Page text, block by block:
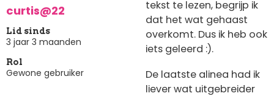
curtis@22
Lid sinds
3 jaar 3 maanden
Rol
Gewone gebruiker
tekst te lezen, begrijp ik
dat het wat gehaast
overkomt. Dus ik heb ook
iets geleerd :).
De laatste alinea had ik
liever wat uitgebreider